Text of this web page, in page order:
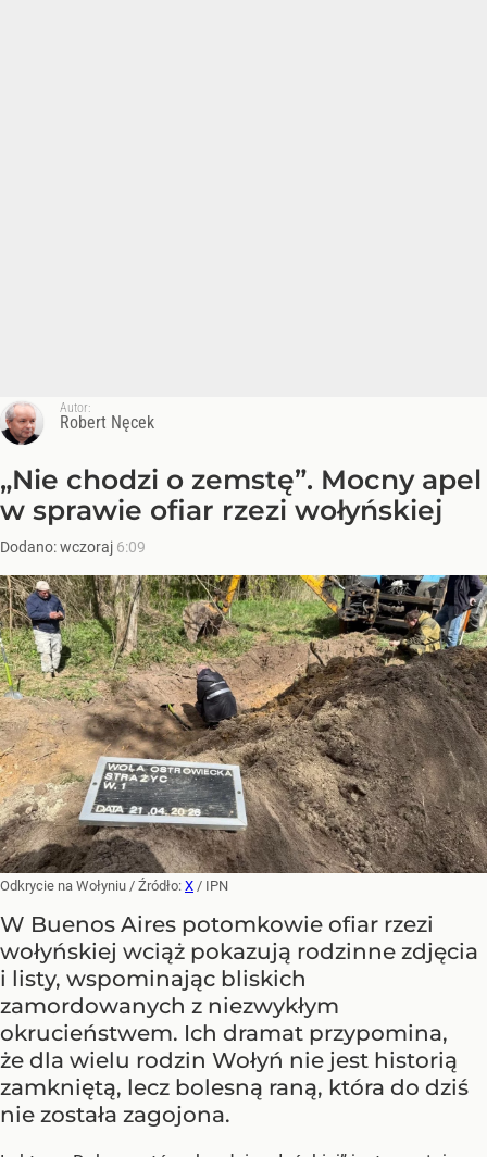
Autor:
Robert Nęcek
„Nie chodzi o zemstę”. Mocny apel
w sprawie ofiar rzezi wołyńskiej
Dodano:wczoraj 6:09
Odkrycie na Wołyniu / Źródło: X / IPN
W Buenos Aires potomkowie ofiar rzezi
wołyńskiej wciąż pokazują rodzinne zdjęcia
i listy, wspominając bliskich
zamordowanych z niezwykłym
okrucieństwem. Ich dramat przypomina,
że dla wielu rodzin Wołyń nie jest historią
zamkniętą, lecz bolesną raną, która do dziś
nie została zagojona.